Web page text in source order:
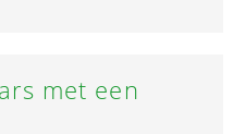
met een